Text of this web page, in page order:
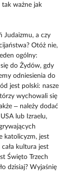
ważne jak
Judaizmu, a czy
Otóż nie,
ogólny:
do Żydów, gdy
odniesienia do
jest polski: nasze
wychowali się
– należy dodać
lub Izraelu,
katolicyzm, jest
kultura jest
Święto Trzech
dzisiaj? Wyjaśnię